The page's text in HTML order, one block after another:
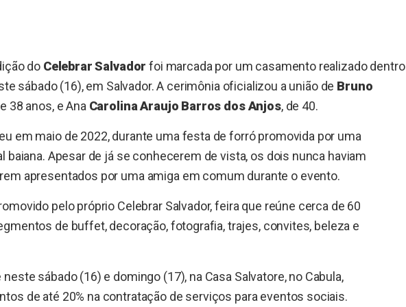
doCelebrar Salvador foi marcada por um casamento realizado dentro
sábado (16), em Salvador. A cerimônia oficializou a união de Bruno
38 anos, e Ana Carolina Araujo Barros dos Anjos, de 40.
em maio de 2022, durante uma festa de forró promovida por uma
baiana. Apesar de já se conhecerem de vista, os dois nunca haviam
apresentados por uma amiga em comum durante o evento.
pelo próprio Celebrar Salvador, feira que reúne cerca de 60
de buffet, decoração, fotografia, trajes, convites, beleza e
sábado (16) e domingo (17), na Casa Salvatore, no Cabula,
de até 20% na contratação de serviços para eventos sociais.